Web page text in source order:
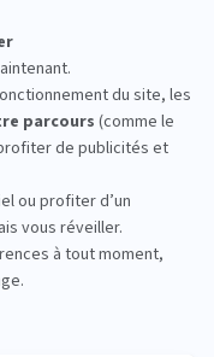
Nouvelles
technologies et
sommeil, ces
meilleures ennemies
DÉCOUVRIR